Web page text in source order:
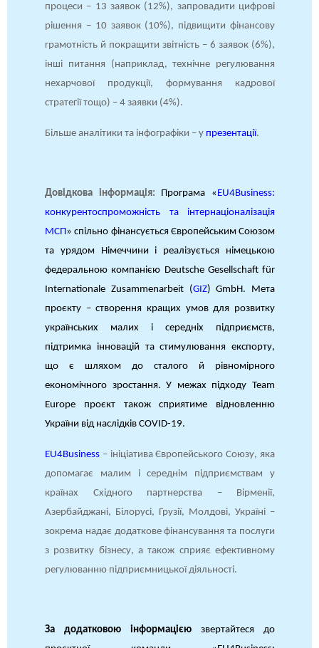
процеси – 13 заявок (12%), запровадити цифрові
рішення – 10 заявок (10%), підвищити фінансову
грамотність й покращити звітність – 6 заявок (6%),
інші питання (наприклад, технічне регулювання
нехарчової продукції, формування кадрової
стратегії тощо) – 4 заявки (4%).
Більше аналітики та інфографіки – у презентації.
Довідкова інформація: Програма « EU4Business:
конкурентоспроможність та інтернаціоналізація
МСП » спільно фінансується Європейським Союзом
та урядом Німеччини і реалізується німецькою
федеральною компанією Deutsche Gesellschaft für
Internationale Zusammenarbeit (GIZ) GmbH. Мета
проєкту – створення кращих умов для розвитку
українських малих і середніх підприємств,
підтримка інновацій та стимулювання експорту,
що є шляхом до сталого й рівномірного
економічного зростання. У межах підходу Team
Europe проєкт також сприятиме відновленню
України від наслідків COVID-19.
EU4Business – ініціатива Європейського Союзу, яка
допомагає малим і середнім підприємствам у
країнах Східного партнерства – Вірменії,
Азербайджані, Білорусі, Грузії, Молдові, Україні –
зокрема надає додаткове фінансування та послуги
з розвитку бізнесу, а також сприяє ефективному
регулюванню підприємницької діяльності.
За додатковою інформацією звертайтеся до